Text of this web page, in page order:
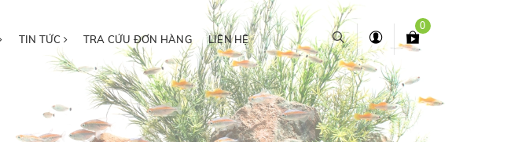
TIN TỨC TRA CỨU ĐƠN HÀNG LIÊN HỆ
0